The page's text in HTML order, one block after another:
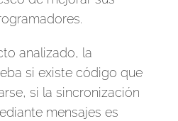
analizado, la
si existe código que
si la sincronización
mensajes es